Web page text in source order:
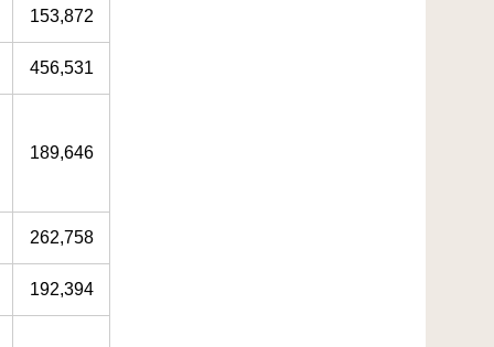
153,872
456,531
189,646
262,758
192,394